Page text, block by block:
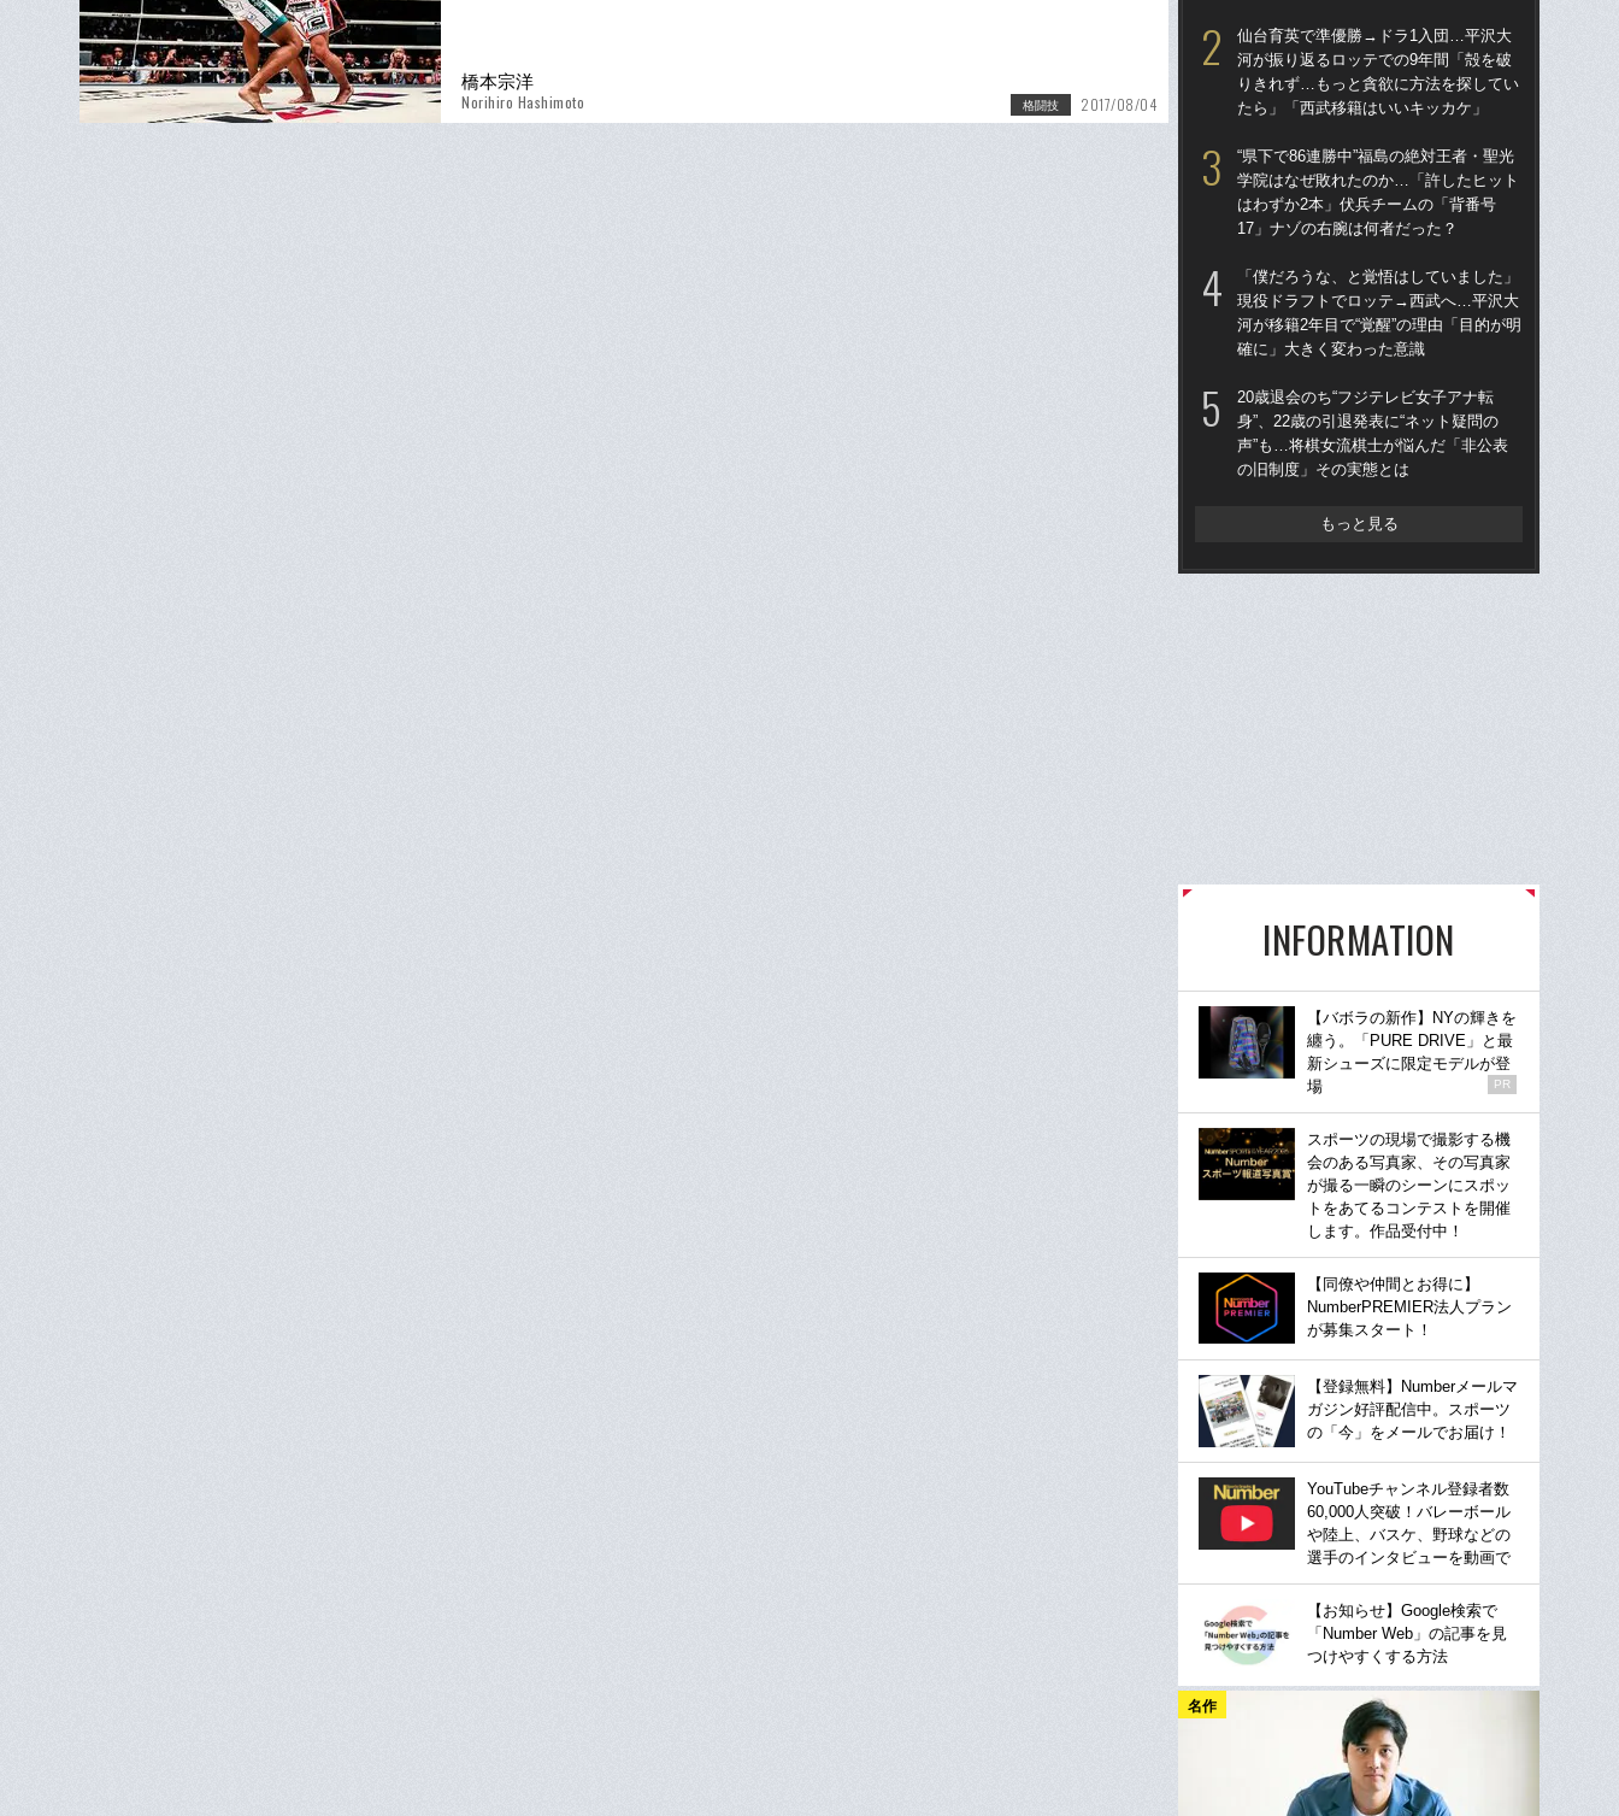
橋本宗洋
Norihiro Hashimoto 格闘技 2017/08/04
仙台育英で準優勝→ドラ1入団…平沢大
河が振り返るロッテでの9年間「殻を破
りきれず…もっと貪欲に方法を探してい
たら」「西武移籍はいいキッカケ」
“県下で86連勝中”福島の絶対王者・聖光
学院はなぜ敗れたのか…「許したヒット
はわずか2本」伏兵チームの「背番号
17」ナゾの右腕は何者だった？
「僕だろうな、と覚悟はしていました」
現役ドラフトでロッテ→西武へ…平沢大
河が移籍2年目で“覚醒”の理由「目的が明
確に」大きく変わった意識
20歳退会のち“フジテレビ女子アナ転
身”、22歳の引退発表に“ネット疑問の
声”も…将棋女流棋士が悩んだ「非公表
の旧制度」その実態とは
もっと見る
INFORMATION
【バボラの新作】NYの輝きを
纏う。「PURE DRIVE」と最
新シューズに限定モデルが登
場
PR
スポーツの現場で撮影する機
会のある写真家、その写真家
が撮る一瞬のシーンにスポッ
トをあてるコンテストを開催
します。作品受付中！
【同僚や仲間とお得に】
NumberPREMIER法人プラン
が募集スタート！
【登録無料】Numberメールマ
ガジン好評配信中。スポーツ
の「今」をメールでお届け！
YouTubeチャンネル登録者数
60,000人突破！バレーボール
や陸上、バスケ、野球などの
選手のインタビューを動画で
【お知らせ】Google検索で
「Number Web」の記事を見
つけやすくする方法
名作